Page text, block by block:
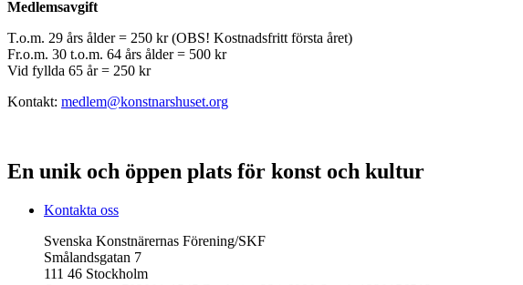
Medlemsavgift
T.o.m. 29 års ålder = 250 kr (OBS! Kostnadsfritt första året)
Fr.o.m. 30 t.o.m. 64 års ålder = 500 kr
Vid fyllda 65 år = 250 kr
Kontakt: medlem@konstnarshuset.org
En unik och öppen plats för konst och kultur
Kontakta oss
Svenska Konstnärernas Förening/SKF
Smålandsgatan 7
111 46 Stockholm